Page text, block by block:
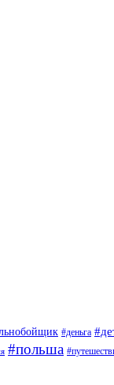
#деньга
#польша